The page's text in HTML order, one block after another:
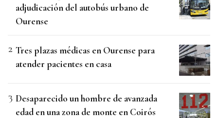
adjudicación del autobús urbano de
Ourense
Tres plazas médicas en Ourense para
atender pacientes en casa
Desaparecido un hombre de avanzada
edad en una zona de monte en Coirós